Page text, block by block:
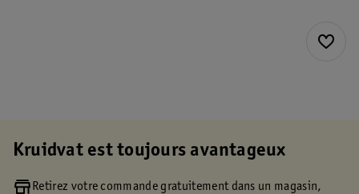
Kruidvat est toujours avantageux
Retirez votre commande gratuitement dans un magasin,